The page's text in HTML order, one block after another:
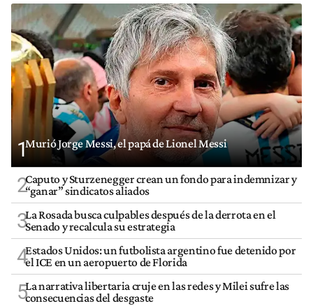
1Murió Jorge Messi, el papá de Lionel Messi
2Caputo y Sturzenegger crean un fondo para indemnizar y
“ganar” sindicatos aliados
3La Rosada busca culpables después de la derrota en el
Senado y recalcula su estrategia
4Estados Unidos: un futbolista argentino fue detenido por
el ICE en un aeropuerto de Florida
5La narrativa libertaria cruje en las redes y Milei sufre las
consecuencias del desgaste